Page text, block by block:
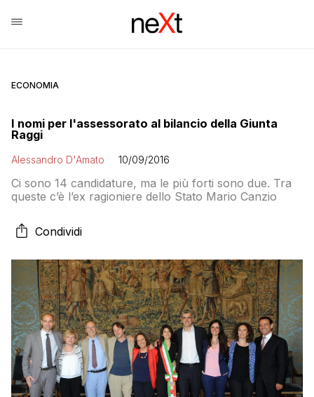
ECONOMIA
I nomi per l'assessorato al bilancio della Giunta
Raggi
Alessandro D'Amato 10/09/2016
Ci sono 14 candidature, ma le più forti sono due. Tra
queste c’è l’ex ragioniere dello Stato Mario Canzio
Condividi